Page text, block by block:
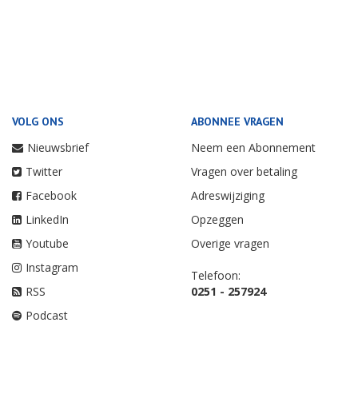
VOLG ONS
Nieuwsbrief
Twitter
Facebook
LinkedIn
Youtube
Instagram
RSS
Podcast
ABONNEE VRAGEN
Neem een Abonnement
Vragen over betaling
Adreswijziging
Opzeggen
Overige vragen
Telefoon:
0251 - 257924